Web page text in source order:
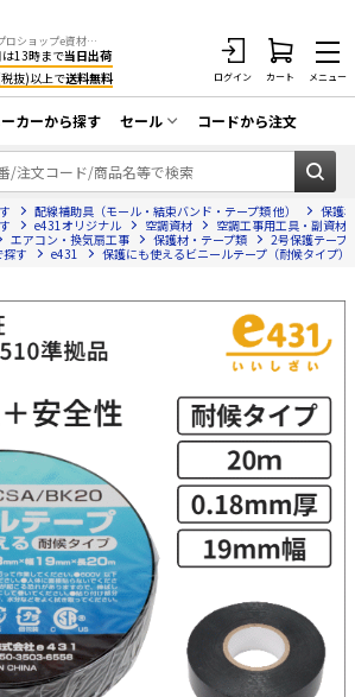
工事資材のプロショップe資材 CATV・アンテナ・防犯・光・LAN・電気・空調工事など
は13時まで当日出荷
抜)以上で送料無料 ログイン カート メニュー
ビ用接栓／関連工具
・ブースター／CATV
・結束バンド・テー
機器／RCAケーブル
アダプタ
クタ・関連資材/機器
空調資材
・コネクタ・関連資
クタ／分電盤／ブレ
・アンテナ工事
事・FTTH工事
コン・換気扇工事
カメラ工事
線工事
電設備工事
設置工事
光発電工事
向け
ーカーから探す セール
在庫一掃セール
コードから注文
配線補助具（モール・結束バンド・テープ類 他）
保護
e431オリジナル 空調資材
空調工事用工具・副資材
エアコン・換気扇工事 保護材・テープ類
2号保護テープ
す e431 保護にも使えるビニールテープ（耐候タイプ）